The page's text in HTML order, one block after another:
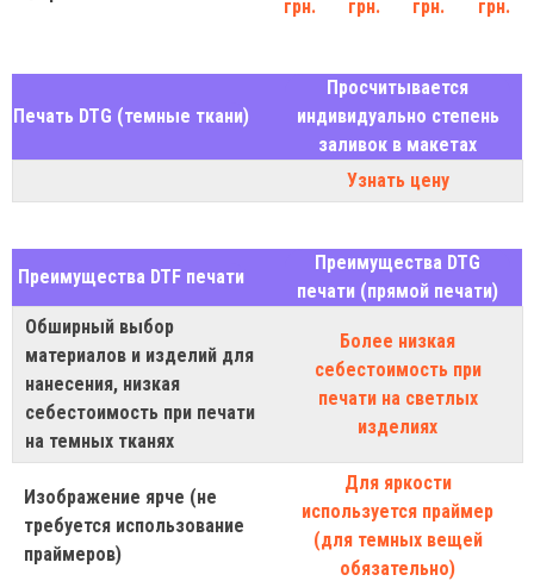
грн.
грн.
грн.
грн.
Печать DTG (темные ткани)
Просчитывается
индивидуально степень
заливок в макетах
Узнать цену
Преимущества DTF печати
Преимущества DTG
печати (прямой печати)
Обширный выбор
материалов и изделий для
нанесения, низкая
себестоимость при печати
на темных тканях
Более низкая
себестоимость при
печати на светлых
изделиях
Изображение ярче (не
требуется использование
праймеров)
Для яркости
используется праймер
(для темных вещей
обязательно)